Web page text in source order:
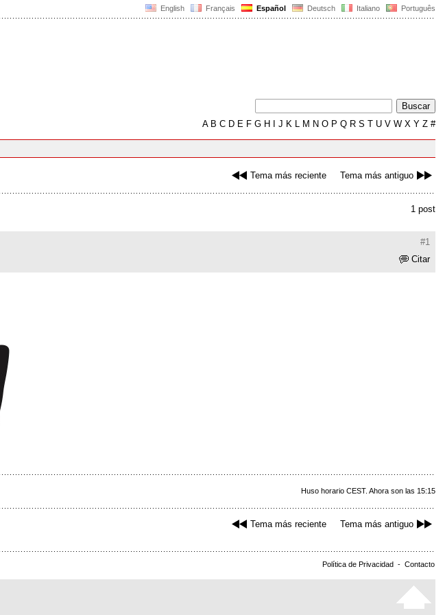
English Français Español Deutsch Italiano Português
AB C D E F G H J K L M N O P Q R S T U V W X Y Z #
Tema más reciente Tema más antiguo
1 post
#1
Citar
Huso horario CEST. Ahora son las 15:15
Tema más reciente Tema más antiguo
Política de Privacidad - Contacto